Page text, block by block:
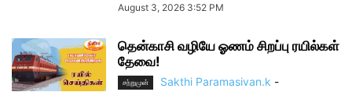
August 3, 2026 3:52 PM
தென்காசி வழியே ஓணம் சிறப்பு ரயில்கள்
தேவை!
சற்றுமுன் Sakthi Paramasivan.k -